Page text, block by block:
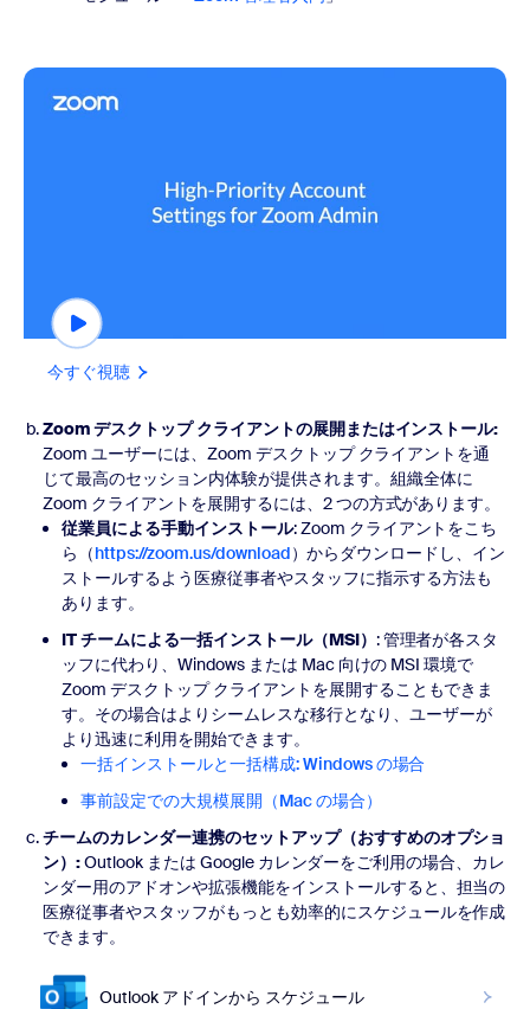
Zoom デスクトップ クライアントの展開またはインストール:
Zoom ユーザーには、Zoom デスクトップ クライアントを通
じて最高のセッション内体験が提供されます。組織全体に
Zoom クライアントを展開するには、2 つの方式があります。
従業員による手動インストール: Zoom クライアントをこち
ら（https://zoom.us/download）からダウンロードし、イン
ストールするよう医療従事者やスタッフに指示する方法も
あります。
IT チームによる一括インストール（MSI） : 管理者が各スタ
ッフに代わり、Windows または Mac 向けの MSI 環境で
Zoom デスクトップ クライアントを展開することもできま
す。その場合はよりシームレスな移行となり、ユーザーが
より迅速に利用を開始できます。
一括インストールと一括構成: Windows の場合
事前設定での大規模展開（Mac の場合）
チームのカレンダー連携のセットアップ（おすすめのオプショ
ン）:Outlook または Google カレンダーをご利用の場合、カレ
ンダー用のアドオンや拡張機能をインストールすると、担当の
医療従事者やスタッフがもっとも効率的にスケジュールを作成
できます。
今すぐ視聴
今すぐ視聴
Outlook アドインから スケジュール